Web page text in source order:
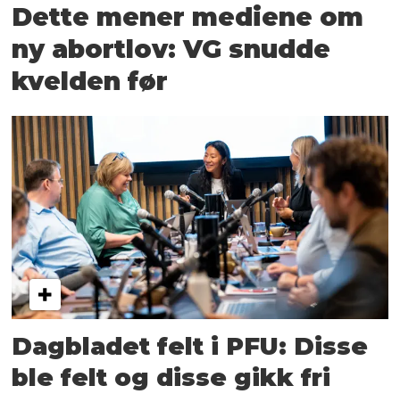
Dette mener mediene om
ny abortlov: VG snudde
kvelden før
Dagbladet felt i PFU: Disse
ble felt og disse gikk fri